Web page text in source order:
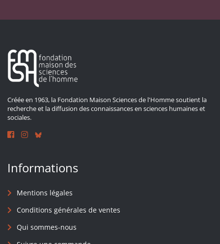
Créée en 1963, la Fondation Maison Sciences de l'Homme soutient la
recherche et la diffusion des connaissances en sciences humaines et
sociales.
Informations
Mentions légales
Conditions générales de ventes
Qui sommes-nous